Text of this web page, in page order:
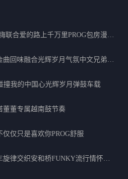
夜店必放电鼓HOUSE外文超嗨联合爱的路上千万里PROG包房漫步上头
经典好歌梦里水乡祝你平安金曲回味融合光辉岁月气氛中文兄弟串烧
撞我的中国心光辉岁月弹鼓车载
董董专属越南鼓节奏
仅只是喜欢你PROG舒服
东南亚深情国语PROGHOUSE旋律交织安和桥FUNKY流行情怀串烧